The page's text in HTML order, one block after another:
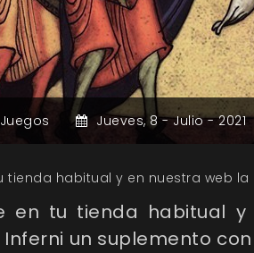
Jueves, 8 -Julio -2021
tienda habitual y en nuestra web
en tu tienda habitual
un suplemento